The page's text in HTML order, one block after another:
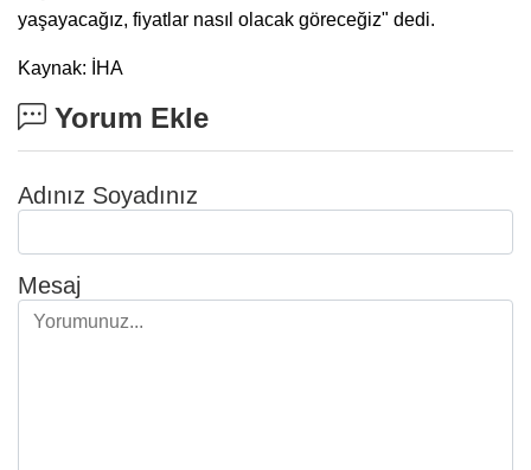
yaşayacağız, fiyatlar nasıl olacak göreceğiz" dedi.
Kaynak: İHA
Yorum Ekle
Adınız Soyadınız
Mesaj